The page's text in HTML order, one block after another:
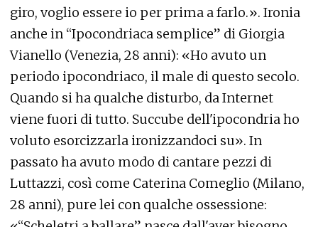
giro, voglio essere io per prima a farlo.». Ironia
anche in “Ipocondriaca semplice” di Giorgia
Vianello (Venezia, 28 anni): «Ho avuto un
periodo ipocondriaco, il male di questo secolo.
Quando si ha qualche disturbo, da Internet
viene fuori di tutto. Succube dell'ipocondria ho
voluto esorcizzarla ironizzandoci su». In
passato ha avuto modo di cantare pezzi di
Luttazzi, così come Caterina Comeglio (Milano,
28 anni), pure lei con qualche ossessione: